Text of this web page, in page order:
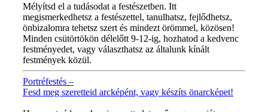
Mélyítsd el a tudásodat a festészetben. Itt
megismerkedhetsz a festészettel, tanulhatsz, fejlődhetsz,
önbizalomra tehetsz szert és mindezt örömmel, közösen!
Minden csütörtökön délelőtt 9-12-ig, hozhatod a kedvenc
festményedet, vagy választhatsz az általunk kínált
festmények közül.
Portréfestés –
Fesd meg szeretteid arcképént, vagy készíts önarcképet!